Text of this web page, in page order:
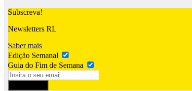
Subscreva!
Newsletters RL
Saber mais
Edição Semanal
Guia do Fim de Semana